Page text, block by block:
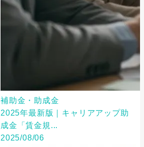
補助金・助成金
2025年最新版｜キャリアアップ助
成金「賃金規...
2025/08/06